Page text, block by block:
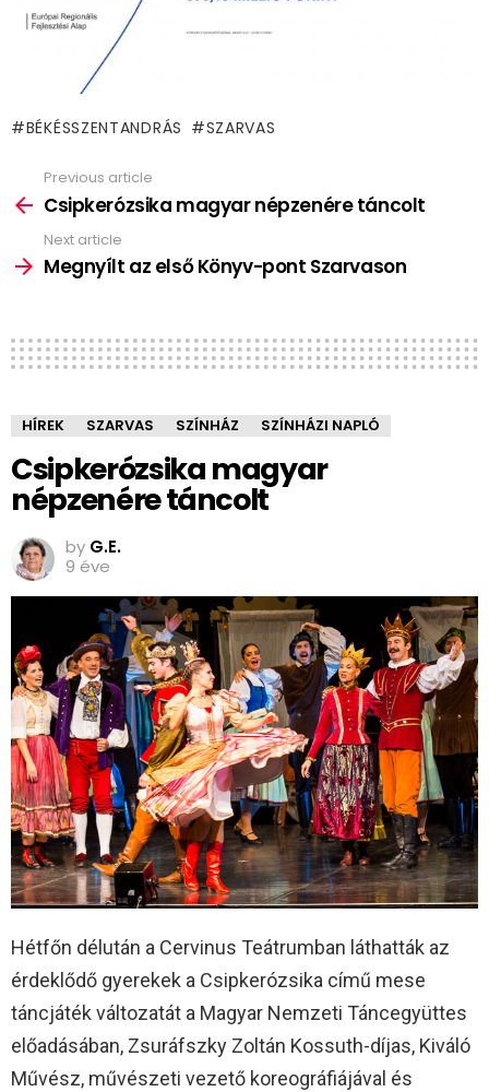
BÉKÉSSZENTANDRÁS SZARVAS
more
Previous article
Csipkerózsika magyar népzenére táncolt
Next article
Megnyílt az első Könyv-pont Szarvason
HÍREK SZARVAS SZÍNHÁZ SZÍNHÁZI NAPLÓ
Csipkerózsika magyar
népzenére táncolt
by G.E.
9 éve
Hétfőn délután a Cervinus Teátrumban láthatták az
érdeklődő gyerekek a Csipkerózsika című mese
táncjáték változatát a Magyar Nemzeti Táncegyüttes
előadásában, Zsuráfszky Zoltán Kossuth-díjas, Kiváló
Művész, művészeti vezető koreográfiájával és